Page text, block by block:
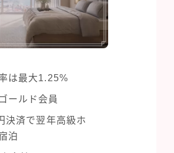
は最大1.25%
ールド会員
決済で翌年高級ホ
泊